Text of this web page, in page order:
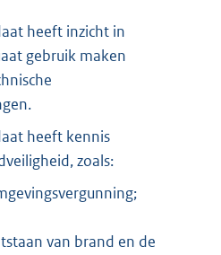
heeft inzicht in
gebruik maken
heeft kennis
zoals:
van brand en de